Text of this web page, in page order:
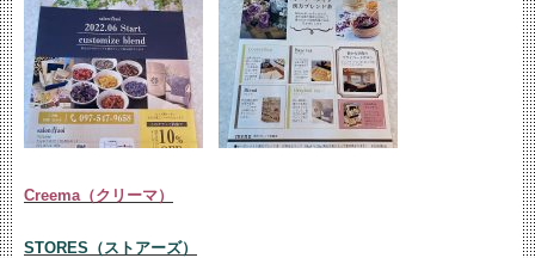
Creema（クリーマ）
STORES（ストアーズ）